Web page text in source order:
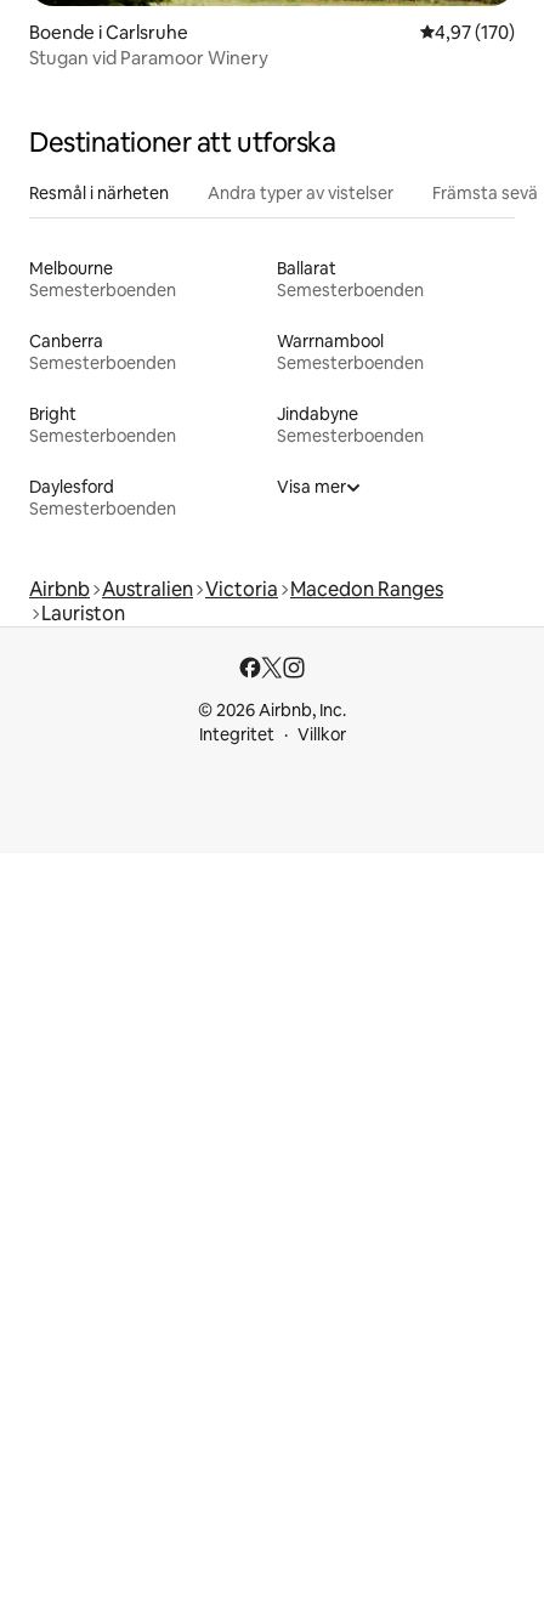
Boende i Carlsruhe 4,97 av 5 i
4,97 (170)
Stugan vid Paramoor Winery
Destinationer att utforska
Resmål i närheten Andra typer av vistelser Främsta
Melbourne
Semesterboenden
Ballarat
Semesterboenden
Canberra
Semesterboenden
Warrnambool
Semesterboenden
Bright
Semesterboenden
Jindabyne
Semesterboenden
Daylesford
Semesterboenden
Visa mer
Airbnb Australien Victoria Macedon Ranges
Lauriston
© 2026 Airbnb, Inc.
Integritet
Villkor